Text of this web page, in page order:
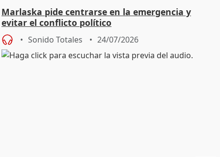
Marlaska pide centrarse en la emergencia y
evitar el conflicto político
Sonido Totales 24/07/2026